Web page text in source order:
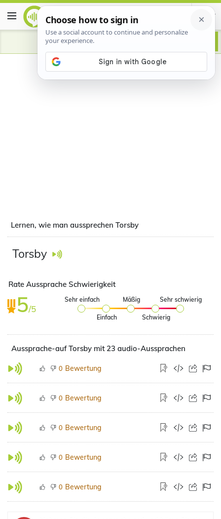
Advertisement
Lernen, wie man aussprechen Torsby
Torsby
Rate Aussprache Schwierigkeit
5/5
Sehr einfach
Einfach
Mäßig
Schwierig
Sehr schwierig
Aussprache-auf Torsby mit 23 audio-Aussprachen
0 Bewertung
0 Bewertung
0 Bewertung
0 Bewertung
0 Bewertung